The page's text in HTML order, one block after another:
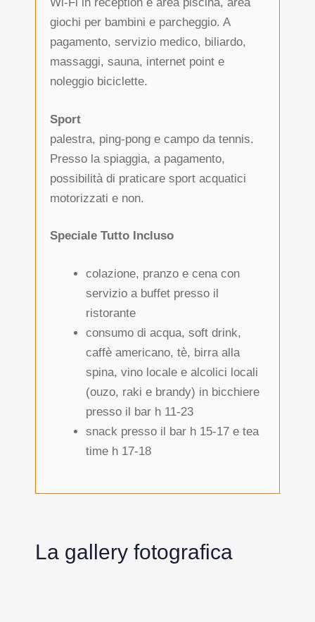
giochi per bambini e parcheggio. A
pagamento, servizio medico, biliardo,
massaggi, sauna, internet point e
noleggio biciclette.
Sport
palestra, ping-pong e campo da tennis.
Presso la spiaggia, a pagamento,
possibilità di praticare sport acquatici
motorizzati e non.
Speciale Tutto Incluso
colazione, pranzo e cena con
servizio a buffet presso il
ristorante
consumo di acqua, soft drink,
caffè americano, tè, birra alla
spina, vino locale e alcolici locali
(ouzo, raki e brandy) in bicchiere
presso il bar h 11-23
snack presso il bar h 15-17 e tea
time h 17-18
La gallery fotografica